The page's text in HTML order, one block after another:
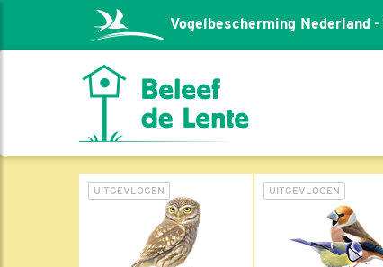
Vogelbescherming Nederland -
UITGEVLOGEN UITGEVLOGEN